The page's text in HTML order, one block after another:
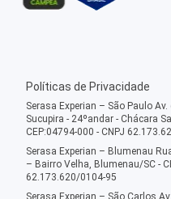
Políticas de Privacidade
Serasa Experian – São Paulo
Sucupira - 24ºandar - Chácara
CEP:04794-000 - CNPJ
Serasa Experian – Blumenau
– Bairro Velha, Blumenau/SC -
62.173.620/0104-95
Serasa Experian – São Carlos